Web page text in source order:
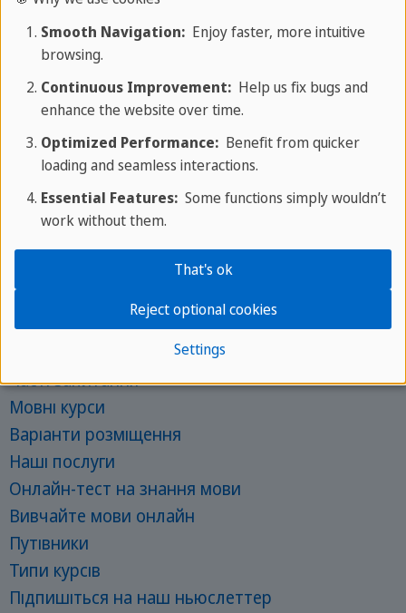
Home / Ваша мовна подорож /
Мовні курси
Курс підготовки до мовних іспитів /
Іспит з французької
Служба Sprachcaffe
Наш Блог
Часті запитання
Мовні курси
Варіанти розміщення
Наші послуги
Онлайн-тест на знання мови
Вивчайте мови онлайн
Путівники
Типи курсів
Підпишіться на наш ньюслеттер
Smooth Navigation:Enjoy faster, more intuitive
browsing.
Continuous Improvement:Help us fix bugs and
enhance the website over time.
Optimized Performance:Benefit from quicker
loading and seamless interactions.
Essential Features:Some functions simply wouldn’t
work without them.
Settings
Reject optional cookies
That's ok